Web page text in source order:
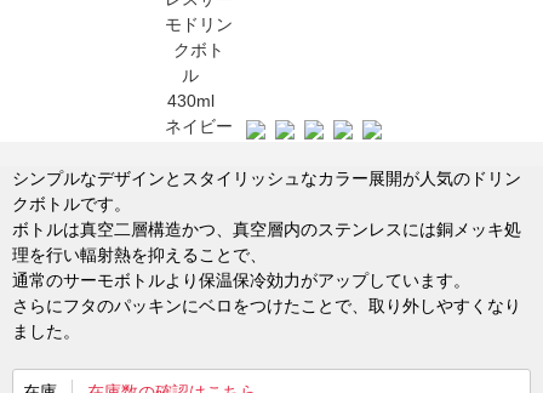
シンプルなデザインとスタイリッシュなカラー展開が人気のドリン
クボトルです。
ボトルは真空二層構造かつ、真空層内のステンレスには銅メッキ処
理を行い輻射熱を抑えることで、
通常のサーモボトルより保温保冷効力がアップしています。
さらにフタのパッキンにベロをつけたことで、取り外しやすくなり
ました。